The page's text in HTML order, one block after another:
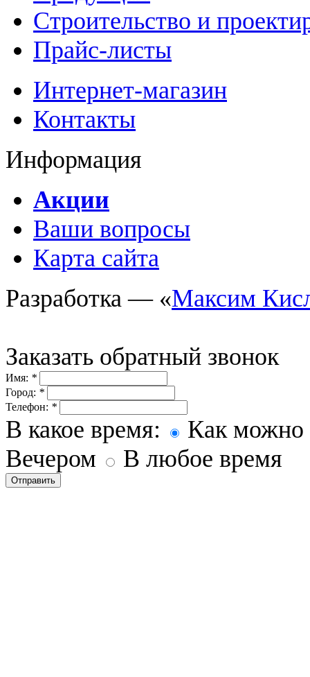
Строительство и
Прайс-листы
Интернет-магазин
Контакты
Информация
Акции
Ваши вопросы
Карта сайта
Разработка — «Максим
Заказать обратный звонок
Имя: *
Город: *
Телефон: *
В какое время:
Как можно
Вечером
В любое время
Отправить